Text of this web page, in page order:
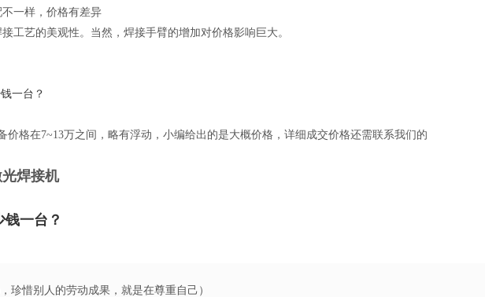
一样，价格有差异
工艺的美观性。当然，焊接手臂的增加对价格影响巨大。
格在7~13万之间，略有浮动，小编给出的是大概价格，详细成交价格还需联系我们的
焊接机
，珍惜别人的劳动成果，就是在尊重自己）